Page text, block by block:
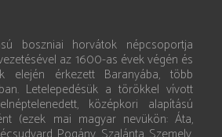
boszniai horvátok népcsoportja
az 1600-as évek végén és
elején érkezett Baranyába, több
Letelepedésük a törökkel vívott
középkori alapítású
(ezek mai magyar nevükön: Áta,